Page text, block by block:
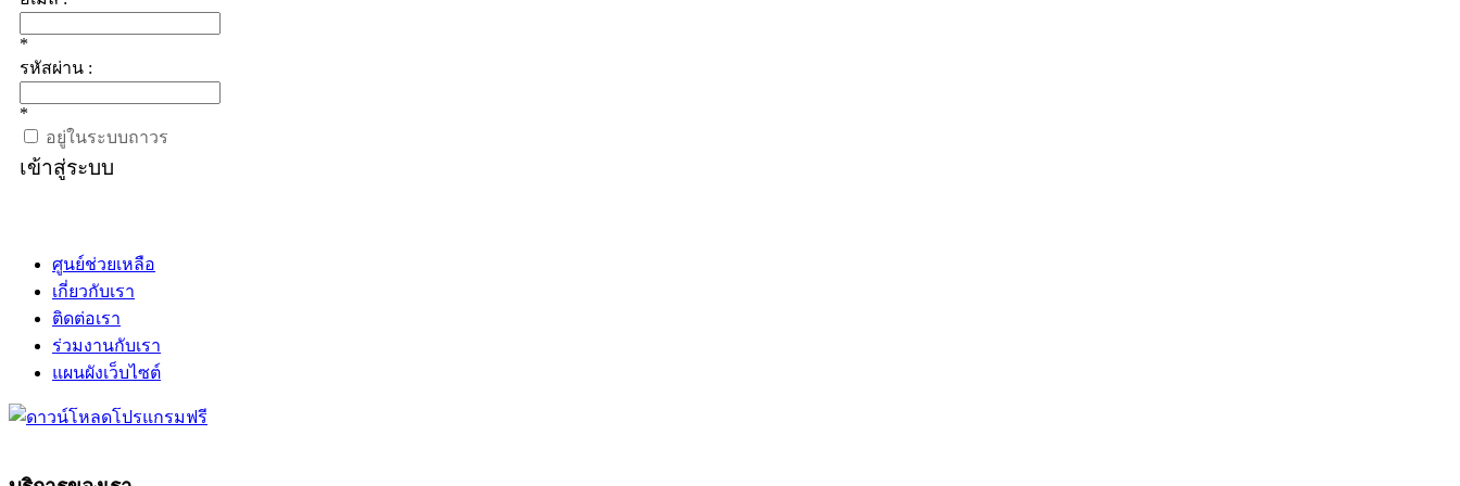
*
รหัสผ่าน :
*
อยู่ในระบบถาวร
เข้าสู่ระบบ
ศูนย์ช่วยเหลือ
เกี่ยวกับเรา
ติดต่อเรา
ร่วมงานกับเรา
แผนผังเว็บไซต์